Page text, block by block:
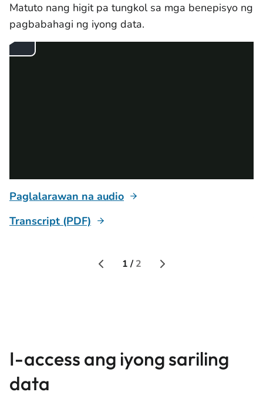
Matuto nang higit pa tungkol sa mga benepisyo ng
pagbabahagi ng iyong data.
Paglalarawan na audio
Transcript (PDF)
1 / 2
I-access ang iyong sariling
data